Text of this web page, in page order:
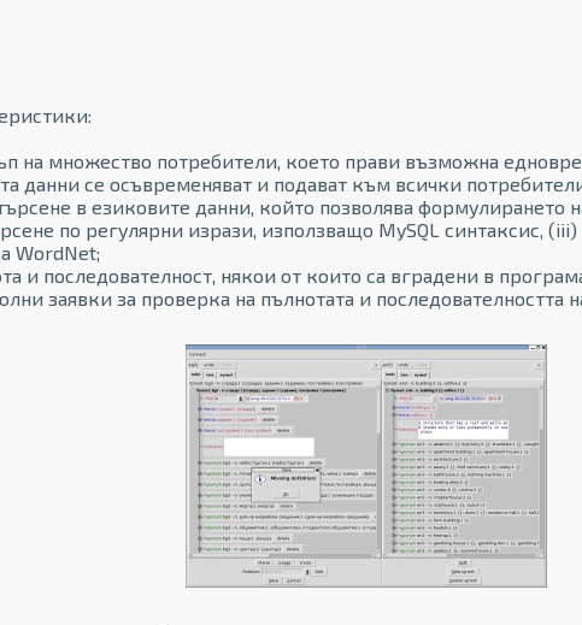
на множество потребители, което прави възможна
данни се осъвременяват и подават към всички
в езиковите данни, който позволява формулирането
по регулярни изрази, използващо MySQL синтаксис,
WordNet;
и последователност, някои от които са вградени в
заявки за проверка на пълнотата и последователността